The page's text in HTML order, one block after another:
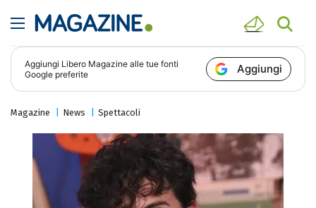
Aggiungi Libero Magazine alle tue fonti
Google preferite
Aggiungi
Magazine News Spettacoli